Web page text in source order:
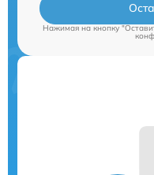
Нажимая на кнопку